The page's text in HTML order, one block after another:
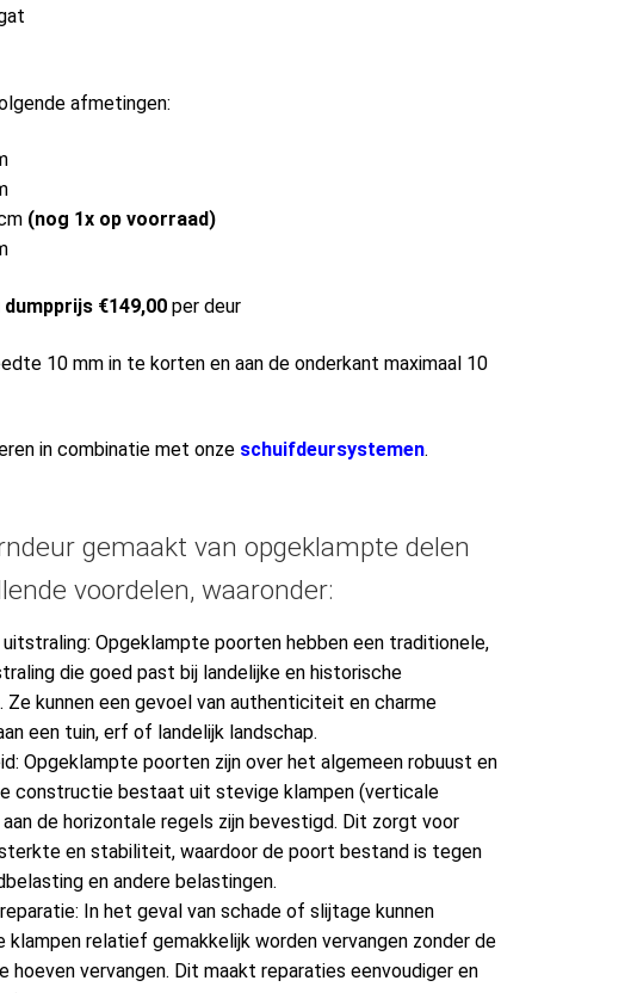
afmetingen:
(nog 1x op voorraad)
dumpprijs €149,00 per deur
10 mm in te korten en aan de onderkant maximaal 10
in combinatie met onze schuifdeursystemen.
gemaakt van opgeklampte delen
voordelen, waaronder:
Opgeklampte poorten hebben een traditionele,
die goed past bij landelijke en historische
Ze kunnen een gevoel van authenticiteit en charme
een tuin, erf of landelijk landschap.
Opgeklampte poorten zijn over het algemeen robuust en
constructie bestaat uit stevige klampen (verticale
aan de horizontale regels zijn bevestigd. Dit zorgt voor
en stabiliteit, waardoor de poort bestand is tegen
en andere belastingen.
In het geval van schade of slijtage kunnen
klampen relatief gemakkelijk worden vervangen zonder de
hoeven vervangen. Dit maakt reparaties eenvoudiger en